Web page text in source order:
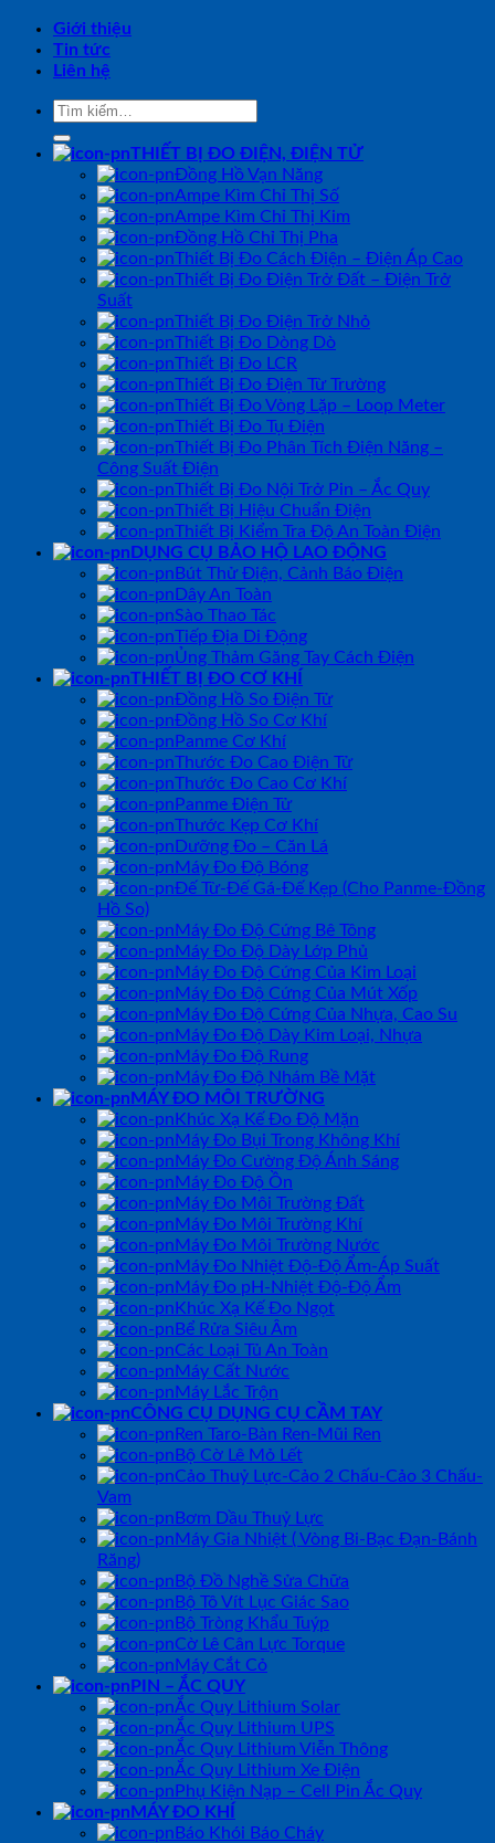
Giới thiệu
Tin tức
Liên hệ
Tìm
kiếm:
THIẾT BỊ ĐO ĐIỆN, ĐIỆN TỬ
Đồng Hồ Vạn Năng
Ampe Kìm Chỉ Thị Số
Ampe Kìm Chỉ Thị Kim
Đồng Hồ Chỉ Thị Pha
Thiết Bị Đo Cách Điện – Điện Áp Cao
Thiết Bị Đo Điện Trở Đất – Điện Trở
Suất
Thiết Bị Đo Điện Trở Nhỏ
Thiết Bị Đo Dòng Dò
Thiết Bị Đo LCR
Thiết Bị Đo Điện Từ Trường
Thiết Bị Đo Vòng Lặp – Loop Meter
Thiết Bị Đo Tụ Điện
Thiết Bị Đo Phân Tích Điện Năng –
Công Suất Điện
Thiết Bị Đo Nội Trở Pin – Ắc Quy
Thiết Bị Hiệu Chuẩn Điện
Thiết Bị Kiểm Tra Độ An Toàn Điện
DỤNG CỤ BẢO HỘ LAO ĐỘNG
Bút Thử Điện, Cảnh Báo Điện
Dây An Toàn
Sào Thao Tác
Tiếp Địa Di Động
Ủng Thảm Găng Tay Cách Điện
THIẾT BỊ ĐO CƠ KHÍ
Đồng Hồ So Điện Tử
Đồng Hồ So Cơ Khí
Panme Cơ Khí
Thước Đo Cao Điện Tử
Thước Đo Cao Cơ Khí
Panme Điện Tử
Thước Kẹp Cơ Khí
Dưỡng Đo – Căn Lá
Máy Đo Độ Bóng
Đế Từ-Đế Gá-Đế Kẹp (Cho Panme-Đồng
Hồ So)
Máy Đo Độ Cứng Bê Tông
Máy Đo Độ Dày Lớp Phủ
Máy Đo Độ Cứng Của Kim Loại
Máy Đo Độ Cứng Của Mút Xốp
Máy Đo Độ Cứng Của Nhựa, Cao Su
Máy Đo Độ Dày Kim Loại, Nhựa
Máy Đo Độ Rung
Máy Đo Độ Nhám Bề Mặt
MÁY ĐO MÔI TRƯỜNG
Khúc Xạ Kế Đo Độ Mặn
Máy Đo Bụi Trong Không Khí
Máy Đo Cường Độ Ánh Sáng
Máy Đo Độ Ồn
Máy Đo Môi Trường Đất
Máy Đo Môi Trường Khí
Máy Đo Môi Trường Nước
Máy Đo Nhiệt Độ-Độ Ẩm-Áp Suất
Máy Đo pH-Nhiệt Độ-Độ Ẩm
Khúc Xạ Kế Đo Ngọt
Bể Rửa Siêu Âm
Các Loại Tủ An Toàn
Máy Cất Nước
Máy Lắc Trộn
CÔNG CỤ DỤNG CỤ CẦM TAY
Ren Taro-Bàn Ren-Mũi Ren
Bộ Cờ Lê Mỏ Lết
Cảo Thuỷ Lực-Cảo 2 Chấu-Cảo 3 Chấu-
Vam
Bơm Dầu Thuỷ Lực
Máy Gia Nhiệt ( Vòng Bi-Bạc Đạn-Bánh
Răng)
Bộ Đồ Nghề Sửa Chữa
Bộ Tô Vít Lục Giác Sao
Bộ Tròng Khẩu Tuýp
Cờ Lê Cân Lực Torque
Máy Cắt Cỏ
PIN – ẮC QUY
Ắc Quy Lithium Solar
Ắc Quy Lithium UPS
Ắc Quy Lithium Viễn Thông
Ắc Quy Lithium Xe Điện
Phụ Kiện Nạp – Cell Pin Ắc Quy
MÁY ĐO KHÍ
Báo Khói Báo Cháy